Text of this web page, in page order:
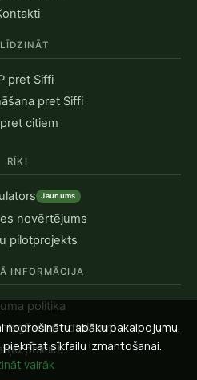
pret Siffi
pret Siffi
citiem
RĪKI
Jaunums
novērtējums
pilotprojekts
INFORMĀCIJA
politika
noteikumi
politika
nodrošinātu labāku pakalpojumu.
sīkfailu izmantošanai.
vairāk